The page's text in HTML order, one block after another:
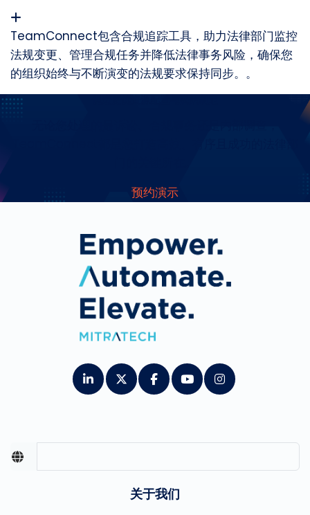
TeamConnect包含合规追踪工具，助力法律部门监控
法规变更、管理合规任务并降低法律事务风险，确保您
的组织始终与不断演变的法规要求保持同步。 。
预约演示
关于我们